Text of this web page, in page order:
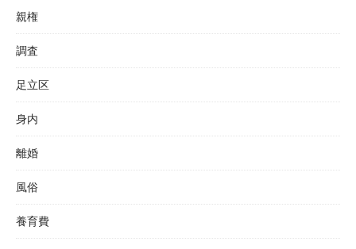
親権
調査
足立区
身内
離婚
風俗
養育費